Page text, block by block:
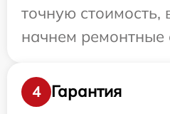
точную стоимость,
начнем ремонтные
4
Гарантия